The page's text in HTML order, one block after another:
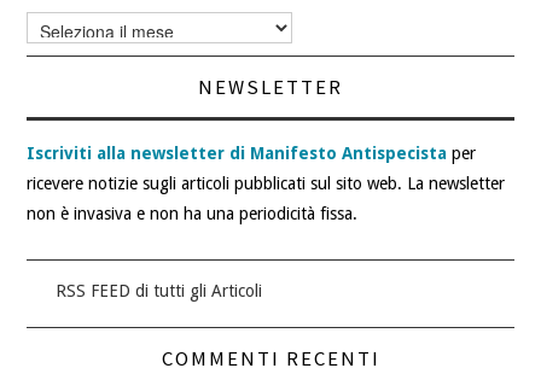
Archivi
articoli
NEWSLETTER
Iscriviti alla newsletter di Manifesto Antispecista per
ricevere notizie sugli articoli pubblicati sul sito web. La newsletter
non è invasiva e non ha una periodicità fissa.
RSS FEED di tutti gli Articoli
COMMENTI RECENTI